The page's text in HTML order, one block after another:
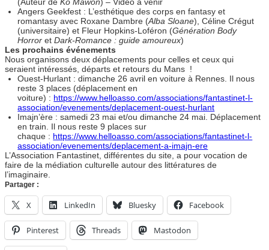
Angers Geekfest : L’esthétique des corps en fantasy et
romantasy avec Roxane Dambre (Alba Sloane), Céline Crégut
(universitaire) et Fleur Hopkins-Loféron (Génération Body
Horror etDark-Romance : guide amoureux)
Les prochains événements
Nous organisons deux déplacements pour celles et ceux qui
seraient intéressés, départs et retours du Mans !
Ouest-Hurlant : dimanche 26 avril en voiture à Rennes. Il nous
reste 3 places (déplacement en
voiture) : https://www.helloasso.com/associations/fantastinet-l-
association/evenements/deplacement-ouest-hurlant
Imajn’ère : samedi 23 mai et/ou dimanche 24 mai. Déplacement
en train. Il nous reste 9 places sur
chaque : https://www.helloasso.com/associations/fantastinet-l-
association/evenements/deplacement-a-imajn-ere
L’Association Fantastinet, différentes du site, a pour vocation de
faire de la médiation culturelle autour des littératures de
l’imaginaire.
Partager :
X LinkedIn Bluesky Facebook
Pinterest Threads Mastodon